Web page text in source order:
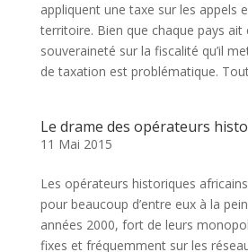
appliquent une taxe sur les appels
territoire. Bien que chaque pays
souveraineté sur la fiscalité qu’il
de taxation est problématique.
Le drame des opérateurs
11 Mai 2015
Les opérateurs historiques
pour beaucoup d’entre eux à la
années 2000, fort de leurs
fixes et fréquemment sur les